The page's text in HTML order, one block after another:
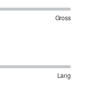
Gross
Lang